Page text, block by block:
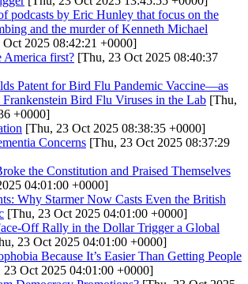
podcasts by Eric Hunley that focus on the
and the murder of Kenneth Michael
2025 08:42:21 +0000]
America first? [Thu, 23 Oct 2025 08:40:37
Patent for Bird Flu Pandemic Vaccine—as
Bird Flu Viruses in the Lab [Thu,
+0000]
[Thu, 23 Oct 2025 08:38:35 +0000]
Concerns [Thu, 23 Oct 2025 08:37:29
the Constitution and Praised Themselves
04:01:00 +0000]
Why Starmer Now Casts Even the British
[Thu, 23 Oct 2025 04:01:00 +0000]
Off Rally in the Dollar Trigger a Global
23 Oct 2025 04:01:00 +0000]
Because It’s Easier Than Getting People
23 Oct 2025 04:01:00 +0000]